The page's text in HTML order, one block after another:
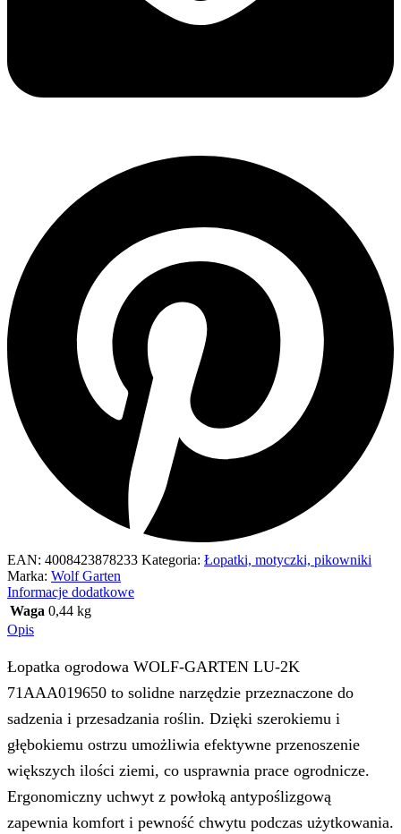
EAN: 4008423878233 Kategoria: Łopatki, motyczki, pikowniki
Marka: Wolf Garten
Informacje dodatkowe
Waga 0,44 kg
Opis
Łopatka ogrodowa WOLF-GARTEN LU-2K
71AAA019650 to solidne narzędzie przeznaczone do
sadzenia i przesadzania roślin. Dzięki szerokiemu i
głębokiemu ostrzu umożliwia efektywne przenoszenie
większych ilości ziemi, co usprawnia prace ogrodnicze.
Ergonomiczny uchwyt z powłoką antypoślizgową
zapewnia komfort i pewność chwytu podczas użytkowania.